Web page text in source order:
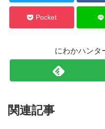
Pocket
にわかハンタ
関連記事